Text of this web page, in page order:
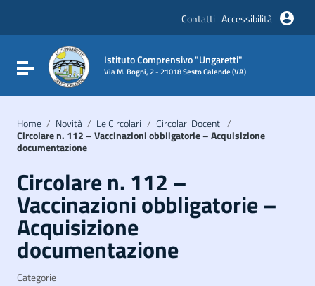
Vai al footer
Contatti Accessibilità
Attiva / disattiva la navigazione
Istituto Comprensivo "Ungaretti"
Via M. Bogni, 2 - 21018 Sesto Calende (VA)
Home / Novità / Le Circolari / Circolari Docenti /
Circolare n. 112 – Vaccinazioni obbligatorie – Acquisizione
documentazione
Circolare n. 112 –
Vaccinazioni obbligatorie –
Acquisizione
documentazione
Categorie